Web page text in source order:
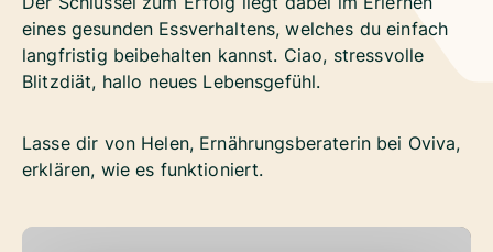
eines gesunden Essverhaltens, welches du einfach
langfristig beibehalten kannst. Ciao, stressvolle
Blitzdiät, hallo neues Lebensgefühl.
Lasse dir von Helen, Ernährungsberaterin bei Oviva,
erklären, wie es funktioniert.